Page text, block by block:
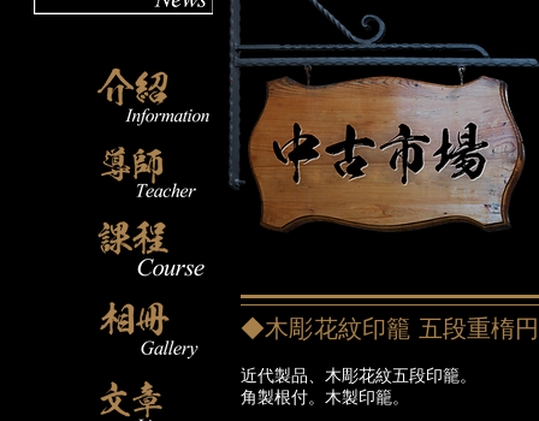
◆木彫花紋印籠 五段重楕
近代製品、木彫花紋五段印籠。
角製根付。木製印籠。